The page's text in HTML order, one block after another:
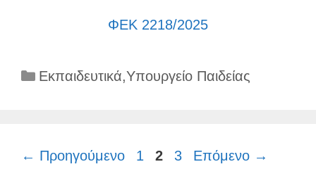
ΦΕΚ 2218/2025
Κατηγορίες
Εκπαιδευτικά,Υπουργείο Παιδείας
← Προηγούμενο Σελίδα
1 Σελίδα
2 Σελίδα
3 Επόμενο →